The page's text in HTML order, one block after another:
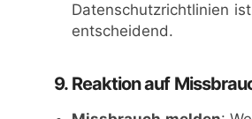
Datenschutzrichtlinien ist
entscheidend.
9. Reaktion auf